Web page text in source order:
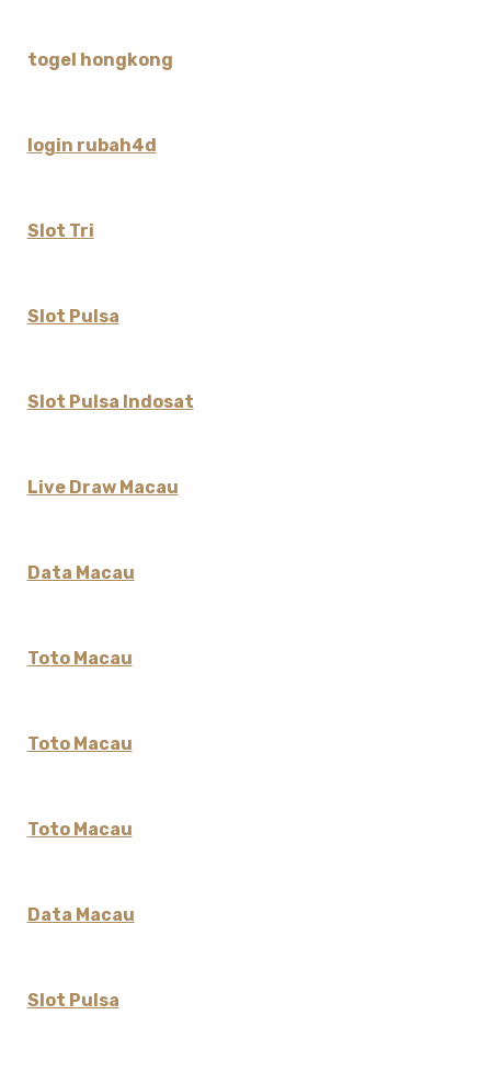
togel hongkong
login rubah4d
Slot Tri
Slot Pulsa
Slot Pulsa Indosat
Live Draw Macau
Data Macau
Toto Macau
Toto Macau
Toto Macau
Data Macau
Slot Pulsa